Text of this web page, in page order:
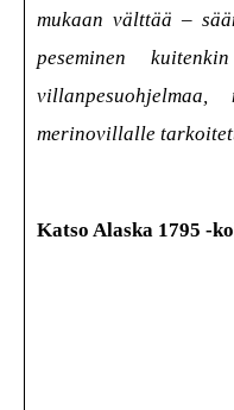
mukaan välttää –
peseminen
merinovillalle
Katso Alaska 1795 -